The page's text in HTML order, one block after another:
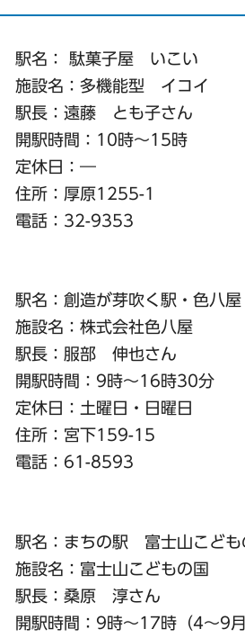
駅名： 駄菓子屋 いこい
施設名：多機能型 イコイ
駅長：遠藤 とも子さん
開駅時間：10時～15時
定休日：―
住所：厚原1255-1
電話：32-9353
駅名：創造が芽吹く駅・色八屋
施設名：株式会社色八屋
駅長：服部 伸也さん
開駅時間：9時～16時30分
定休日：土曜日・日曜日
住所：宮下159-15
電話：61-8593
駅名：まちの駅 富士山こども
施設名：富士山こどもの国
駅長：桑原 淳さん
開駅時間：9時～17時（4～9